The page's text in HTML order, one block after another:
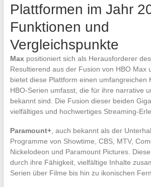
Plattformen im Jahr
Funktionen und
Vergleichspunkte
Maxpositioniert sich als Herausforderer des
Resultierend aus der Fusion von HBO Max
bietet diese Plattform einen umfangreichen
HBO-Serien umfasst, die für ihre narrative
bekannt sind. Die Fusion dieser beiden
vielfältiges und hochwertiges Streaming-
Paramount+, auch bekannt als der
Programme von Showtime, CBS, MTV,
Nickelodeon und Paramount Pictures.
durch ihre Fähigkeit, vielfältige Inhalte
Serien über Filme bis hin zu ikonischen